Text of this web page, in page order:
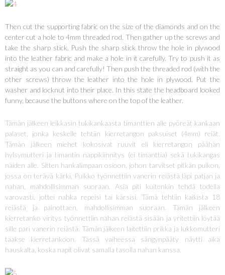
Then cut the supporting fabric on the size of the diamonds and on the
center cut a hole to 4mm threaded rod. Then gather up the screws and
take the sharp stick. Push the sharp stick throw the hole in plywood
into the leather fabric and make a hole in it carefully. Try to push it as
straight as you can and carefully! Then push the threaded rod (with the
other screws) throw the leather into the hole in plywood. Put the
washer and locknut into their place. In this state the headboard looked
funny, because the buttons where on the top of the leather.
Tämän jälkeen leikkasin tukikankaasta timanttien alle pyöreät kankaan
palaset, jonka keskelle tehtiin kierretangon paksuiset (4mm) reiät.
Tämän jälkeen miehet kokosivat ruuvit eli kierretangon päähän
hylsymutteri ja timantin nappikiinnitys (ei timanttia) sekä tukikangas
näiden alle. Sitten hankalimpaan osioon, johon tarvitset pitkän puikon,
jossa on terävä kärki. Puikko työnnettiin vanerin reiästä läpi patjan ja
nahan, mahdollisimman suoraan. Asia piti kuitenkin tehdä todella
varovasti, jottei nahka repeisi tai kärsisi. Tämä tehtiin kaikista 18
reiästä ja painottaen, mahdollisimman suoraan. Tämän jälkeen
kierretanko viritys työnnettiin nahan reiästä sisään ja yritettiin löytää
sille pari vanerin reiästä. Tämän jälkeen laitettiin prikka ja lukkomutteri
taakse kierretankoon. Tässä vaiheessa sängynpääty näytti aika
hauskalta, koska napit olivat samalla tasolla nahan kanssa.